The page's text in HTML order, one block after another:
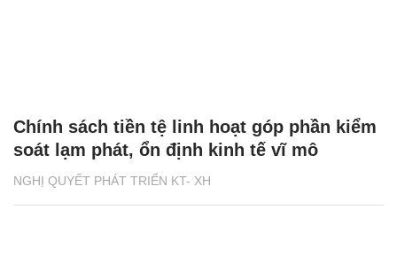
NGHỊ QUYẾT PHÁT TRIỂN KT- XH
Chính sách tiền tệ linh hoạt góp phần kiểm
soát lạm phát, ổn định kinh tế vĩ mô